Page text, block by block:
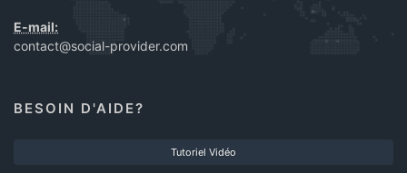
E-mail:
contact@social-provider.com
BESOIN D'AIDE?
Tutoriel Vidéo